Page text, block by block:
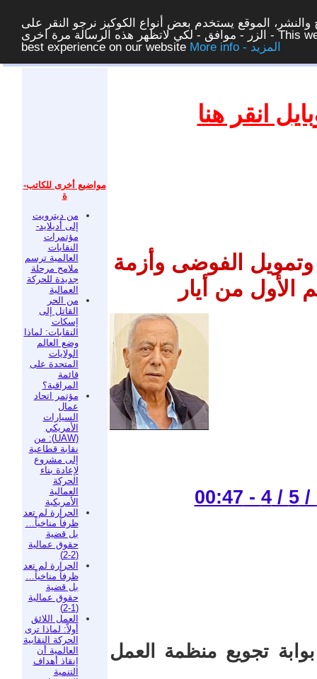
الموقع يستخدم بعض أنواع الكوكيز نرجو النقر على
الزر - موافق - لكي لاتظهر هذه الرسالة مرة اخرى - This website uses cookies to ensure you get the
best experience on our website
More info - المزيد
غلق
مواضيع أخرى للكاتب-
ة
من ديترويت
إلى أديلايد-
مؤتمرات
النقابات
العالمية ترسم
ملامح مرحلة
جديدة للحركة
العمالية
من الحر
القاتل إلى
إسكات
النقابات: لماذا
وضع العالم
الولايات
المتحدة على
قائمة
المراقبة؟
مؤتمر اتحاد
عمال
السيارات
الأمريكي
(UAW): من
نقابة قطاعية
إلى مشروع
لإعادة بناء
الحركة
العمالية
الأمريكية
الحرارة لم تعد
ظرفاً مناخياً…
بل قضية
حقوق عمالية
(2-2)
الحرارة لم تعد
ظرفاً مناخياً…
بل قضية
حقوق عمالية
(1-2)
العمل اللائق
أولاً: لماذا ترى
الحركة النقابية
العالمية أن
إنقاذ أهداف
التنمية
انقر هنا
الفوضى وأزمة
الأول من أيار
تجويع منظمة العمل